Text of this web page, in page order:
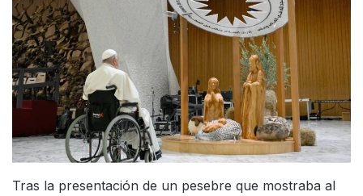
Tras la presentación de un pesebre que mostraba al